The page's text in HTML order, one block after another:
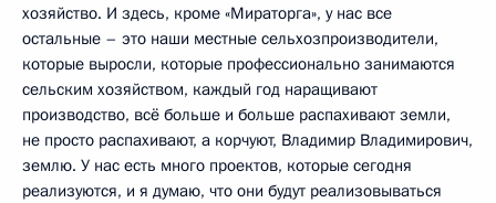
хозяйство. И здесь, кроме «Мираторга», у нас все
остальные – это наши местные сельхозпроизводители,
которые выросли, которые профессионально занимаются
сельским хозяйством, каждый год наращивают
производство, всё больше и больше распахивают земли,
не просто распахивают, а корчуют, Владимир Владимирович,
землю. У нас есть много проектов, которые сегодня
реализуются, и я думаю, что они будут реализовываться